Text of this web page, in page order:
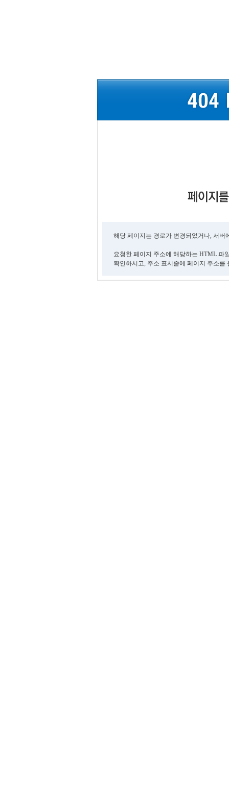
해당 페이지는 경로가 변경되었거나, 서
요청한 페이지 주소에 해당하는 HTML 파
확인하시고, 주소 표시줄에 페이지 주소